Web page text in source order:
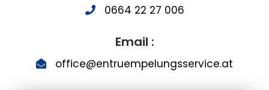
0664 22 27 006
Email :
office@entruempelungsservice.at